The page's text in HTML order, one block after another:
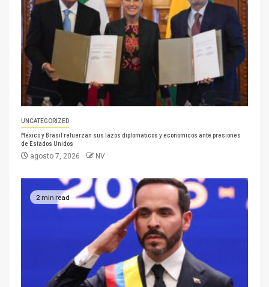
UNCATEGORIZED
México y Brasil refuerzan sus lazos diplomáticos y económicos ante presiones
de Estados Unidos
agosto 7, 2026 NV
2 min read